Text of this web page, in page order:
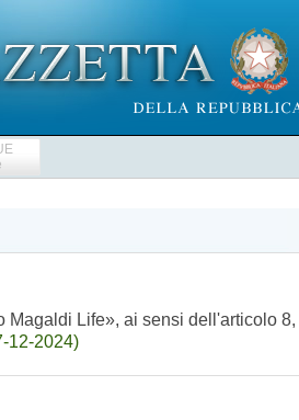
Life», ai sensi dell'articolo
12-2024)